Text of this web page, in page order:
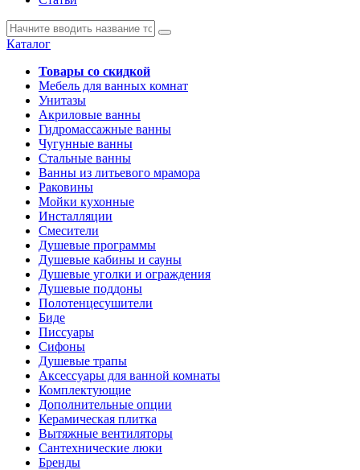
Каталог
Товары со скидкой
Мебель для ванных комнат
Унитазы
Акриловые ванны
Гидромассажные ванны
Чугунные ванны
Стальные ванны
Ванны из литьевого мрамора
Раковины
Мойки кухонные
Инсталляции
Смесители
Душевые программы
Душевые кабины и сауны
Душевые уголки и ограждения
Душевые поддоны
Полотенцесушители
Биде
Писсуары
Сифоны
Душевые трапы
Аксессуары для ванной комнаты
Комплектующие
Дополнительные опции
Керамическая плитка
Вытяжные вентиляторы
Сантехнические люки
Бренды